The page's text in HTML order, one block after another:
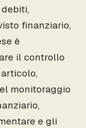
finanziario,
è
il controllo
monitoraggio
e gli